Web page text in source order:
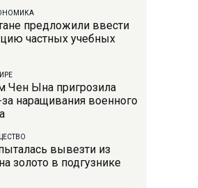
предложили ввести
частных учебных
Чен Ына пригрозила
наращивания военного
вывезти из
золото в подгузнике